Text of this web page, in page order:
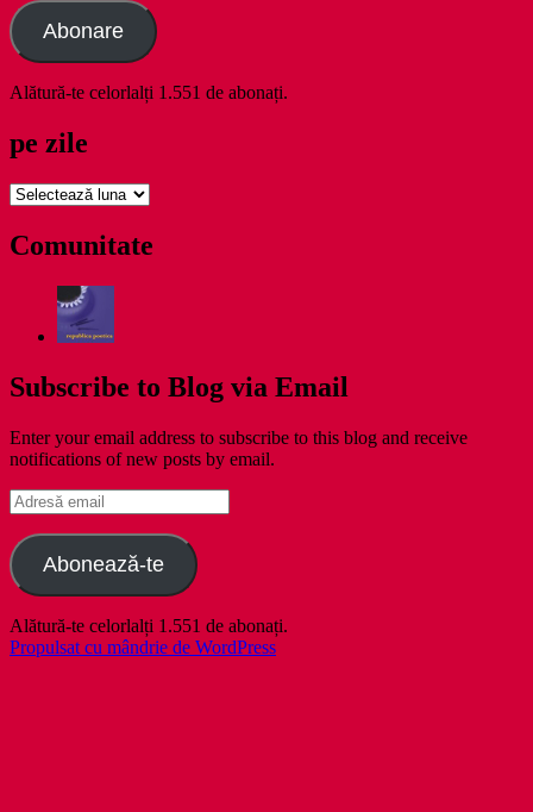
Abonare
Alătură-te celorlalți 1.551 de abonați.
pe zile
pe
Comunitate
Subscribe to Blog via Email
Enter your email address to subscribe to this blog and receive
notifications of new posts by email.
Adresă
email
Abonează-te
Alătură-te celorlalți 1.551 de abonați.
Propulsat cu mândrie de WordPress